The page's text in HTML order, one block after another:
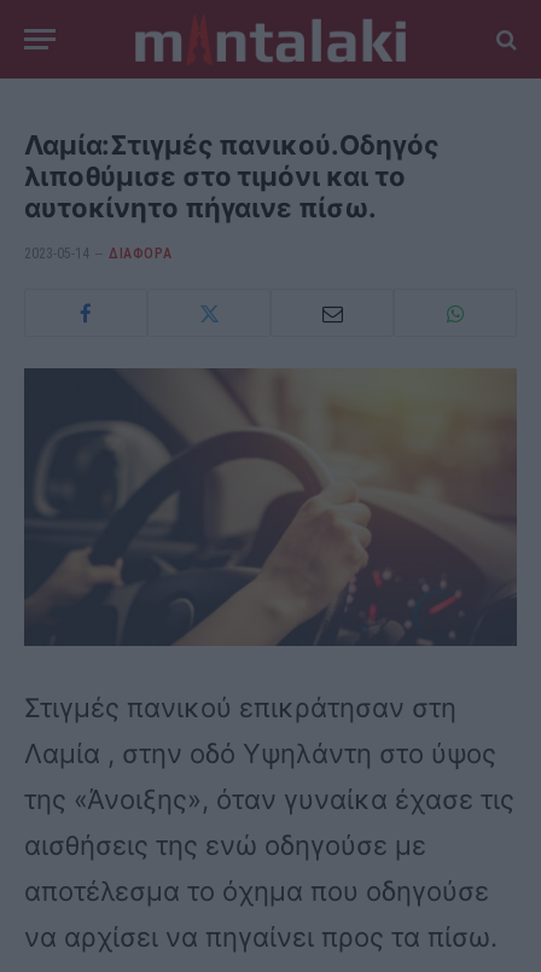
Λαμία:Στιγμές πανικού.Οδηγός
λιποθύμισε στο τιμόνι και το
αυτοκίνητο πήγαινε πίσω.
2023-05-14 ΔΙΆΦΟΡΑ
Στιγμές πανικού επικράτησαν στη
Λαμία , στην οδό Υψηλάντη στο ύψος
της «Άνοιξης», όταν γυναίκα έχασε τις
αισθήσεις της ενώ οδηγούσε με
αποτέλεσμα το όχημα που οδηγούσε
να αρχίσει να πηγαίνει προς τα πίσω.